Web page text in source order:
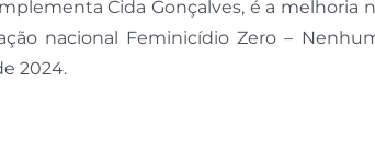
Cida Gonçalves, é a melhoria
nacional Feminicídio Zero –
2024.